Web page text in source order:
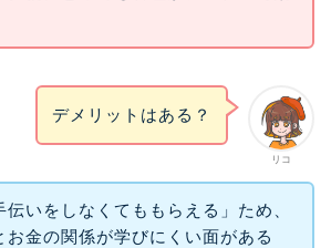
リコ
デメリットはある？
伝いをしなくてももらえる」ため、
お金の関係が学びにくい面がある